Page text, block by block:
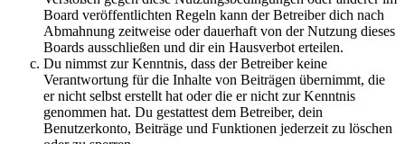
Board veröffentlichten Regeln kann der Betreiber dich nach
Abmahnung zeitweise oder dauerhaft von der Nutzung dieses
Boards ausschließen und dir ein Hausverbot erteilen.
Du nimmst zur Kenntnis, dass der Betreiber keine
Verantwortung für die Inhalte von Beiträgen übernimmt, die
er nicht selbst erstellt hat oder die er nicht zur Kenntnis
genommen hat. Du gestattest dem Betreiber, dein
Benutzerkonto, Beiträge und Funktionen jederzeit zu löschen